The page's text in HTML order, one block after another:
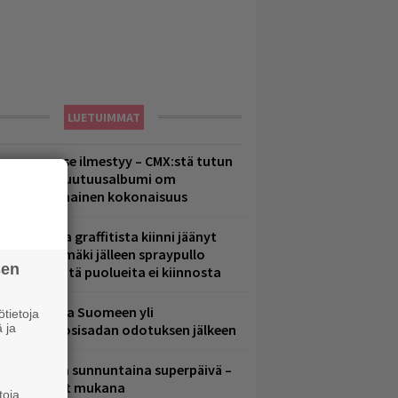
LUETUIMMAT
se ilmestyy – CMX:stä tutun
Yrjänän uutuusalbumi om
kokonaisuus
Laittomasta graffitista kiinni jäänyt
Arhinmäki jälleen spraypullo
– näitä puolueita ei kiinnosta
palaa Suomeen yli
odotuksen jälkeen
Tampereella sunnuntaina superpäivä –
artistit mukana
ja